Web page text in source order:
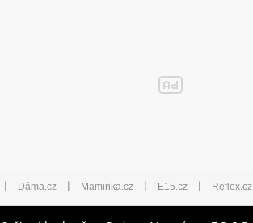
| Dáma.cz | Maminka.cz | E15.cz | Reflex.cz